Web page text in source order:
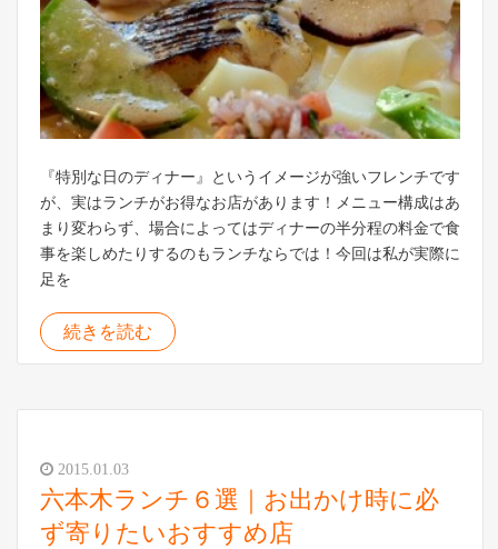
『特別な日のディナー』というイメージが強いフレンチです
が、実はランチがお得なお店があります！メニュー構成はあ
まり変わらず、場合によってはディナーの半分程の料金で食
事を楽しめたりするのもランチならでは！今回は私が実際に
足を
続きを読む
2015.01.03
六本木ランチ６選｜お出かけ時に必
ず寄りたいおすすめ店